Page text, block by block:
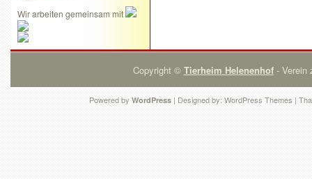
Wir arbeiten gemeinsam mit
Copyright © Tierheim Helenenhof- Verein
Powered by WordPress | Designed by: WordPress Themes |